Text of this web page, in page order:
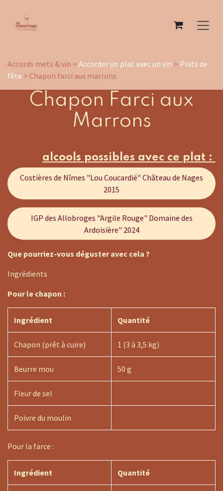
Accords mets & vin > Accorder un plat avec un vin > Plats de
fête > Chapon farci aux marrons
Chapon Farci aux
Marrons
alcools possibles avec ce plat :
Costières de Nîmes "Lou Coucardié" Château de Nages
2015
IGP des Allobroges "Argile Rouge" Domaine des
Ardoisière" 2024
Que pourriez-vous déguster avec cela ?
Ingrédients
Pour le chapon :
Ingrédient Quantité
Chapon (prêt à cuire) 1 (3 à 3,5 kg)
Beurre mou 50 g
Fleur de sel
Poivre du moulin
Pour la farce :
Ingrédient Quantité